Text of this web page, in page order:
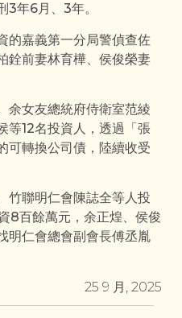
3年6月、3年。
的嘉義第一分局警偵查佐
銓前妻林育樺、侯俊榮妻
余女友總統府侍衛室范綾
等12名投資人，透過「張
可轉換公司債，陸續收受
竹聯明仁會陳誌全等人投
8百餘萬元，余正煌、侯俊
明仁會總會副會長傅丞胤
25 9 月, 2025